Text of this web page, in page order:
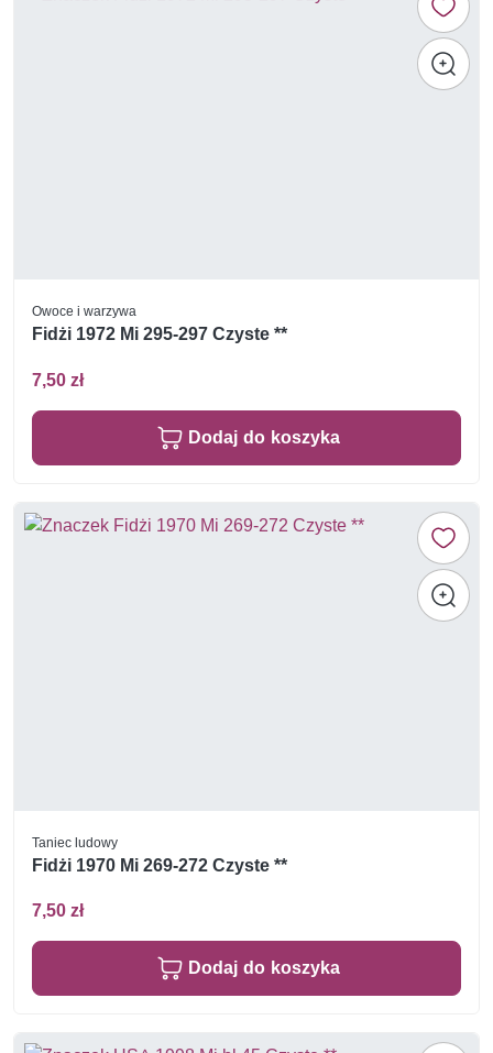
Owoce i warzywa
Fidżi 1972 Mi 295-297 Czyste **
7,50 zł
Dodaj do koszyka
Taniec ludowy
Fidżi 1970 Mi 269-272 Czyste **
7,50 zł
Dodaj do koszyka